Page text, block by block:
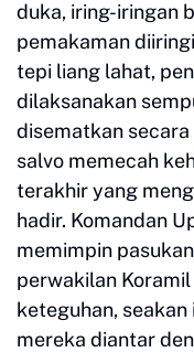
duka, iring-iringan
pemakaman
tepi liang lahat,
dilaksanakan
disematkan
salvo memecah
terakhir yang
hadir. Komandan
memimpin
perwakilan
keteguhan,
mereka diantar